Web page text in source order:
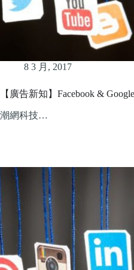
8 3 月, 2017
【廣告新知】Facebook &
潮網科技…